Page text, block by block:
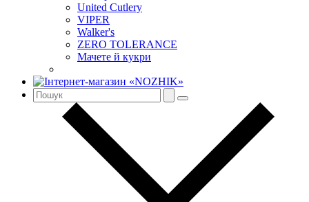
United Cutlery
VIPER
Walker's
ZERO TOLERANCE
Мачете й кукри